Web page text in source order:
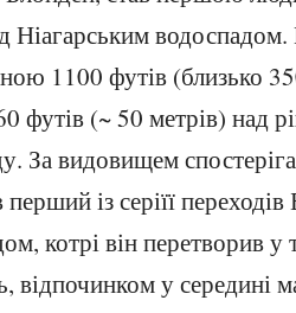
Ніагарським
1100 футів (близько
футів (~ 50 метрів) над
За видовищем
із серіїї
котрі він перетворив у
відпочинком у середині